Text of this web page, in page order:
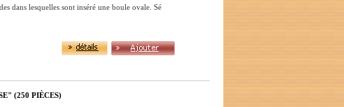
dans lesquelles sont inséré une boule ovale. Sé
(250 PIÈCES)